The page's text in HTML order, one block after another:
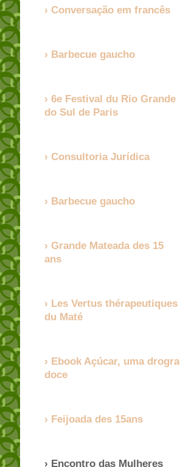
Conversação em francês
Barbecue gaucho
6e Festival du Rio Grande
do Sul de Paris
Consultoria Jurídica
Barbecue gaucho
Grande Mateada des 15
ans
Les Vertus thérapeutiques
du Maté
Ebook Açúcar, uma drogra
doce
Feijoada des 15ans
Encontro das Mulheres